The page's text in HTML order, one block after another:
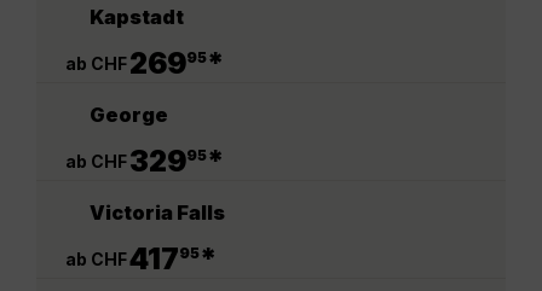
Kapstadt
ab CHF26995*
George
ab CHF32995*
Victoria Falls
ab CHF41795*